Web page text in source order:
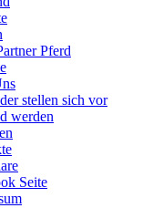
Pferd
stellen sich vor
werden
Seite